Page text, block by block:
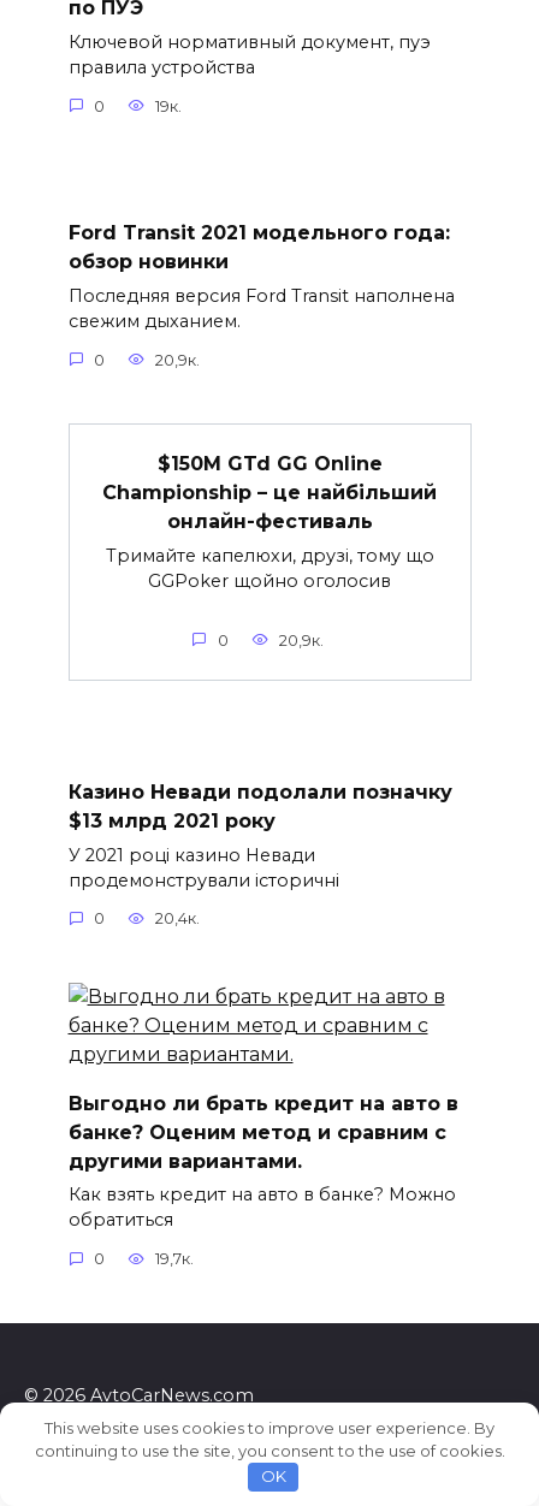
по ПУЭ
Ключевой нормативный документ, пуэ
правила устройства
0 19к.
Ford Transit 2021 модельного года:
обзор новинки
Последняя версия Ford Transit наполнена
свежим дыханием.
0 20,9к.
$150M GTd GG Online
Championship – це найбільший
онлайн-фестиваль
Тримайте капелюхи, друзі, тому що
GGPoker щойно оголосив
0 20,9к.
Казино Невади подолали позначку
$13 млрд 2021 року
У 2021 році казино Невади
продемонстрували історичні
0 20,4к.
Выгодно ли брать кредит на авто в
банке? Оценим метод и сравним с
другими вариантами.
Как взять кредит на авто в банке? Можно
обратиться
0 19,7к.
© 2026 AvtoCarNews.com
This website uses cookies to improve user experience. By
continuing to use the site, you consent to the use of cookies.
OK